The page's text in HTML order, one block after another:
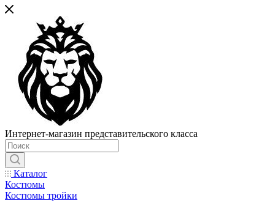
Интернет-магазин представительского класса
Каталог
Костюмы
Костюмы тройки